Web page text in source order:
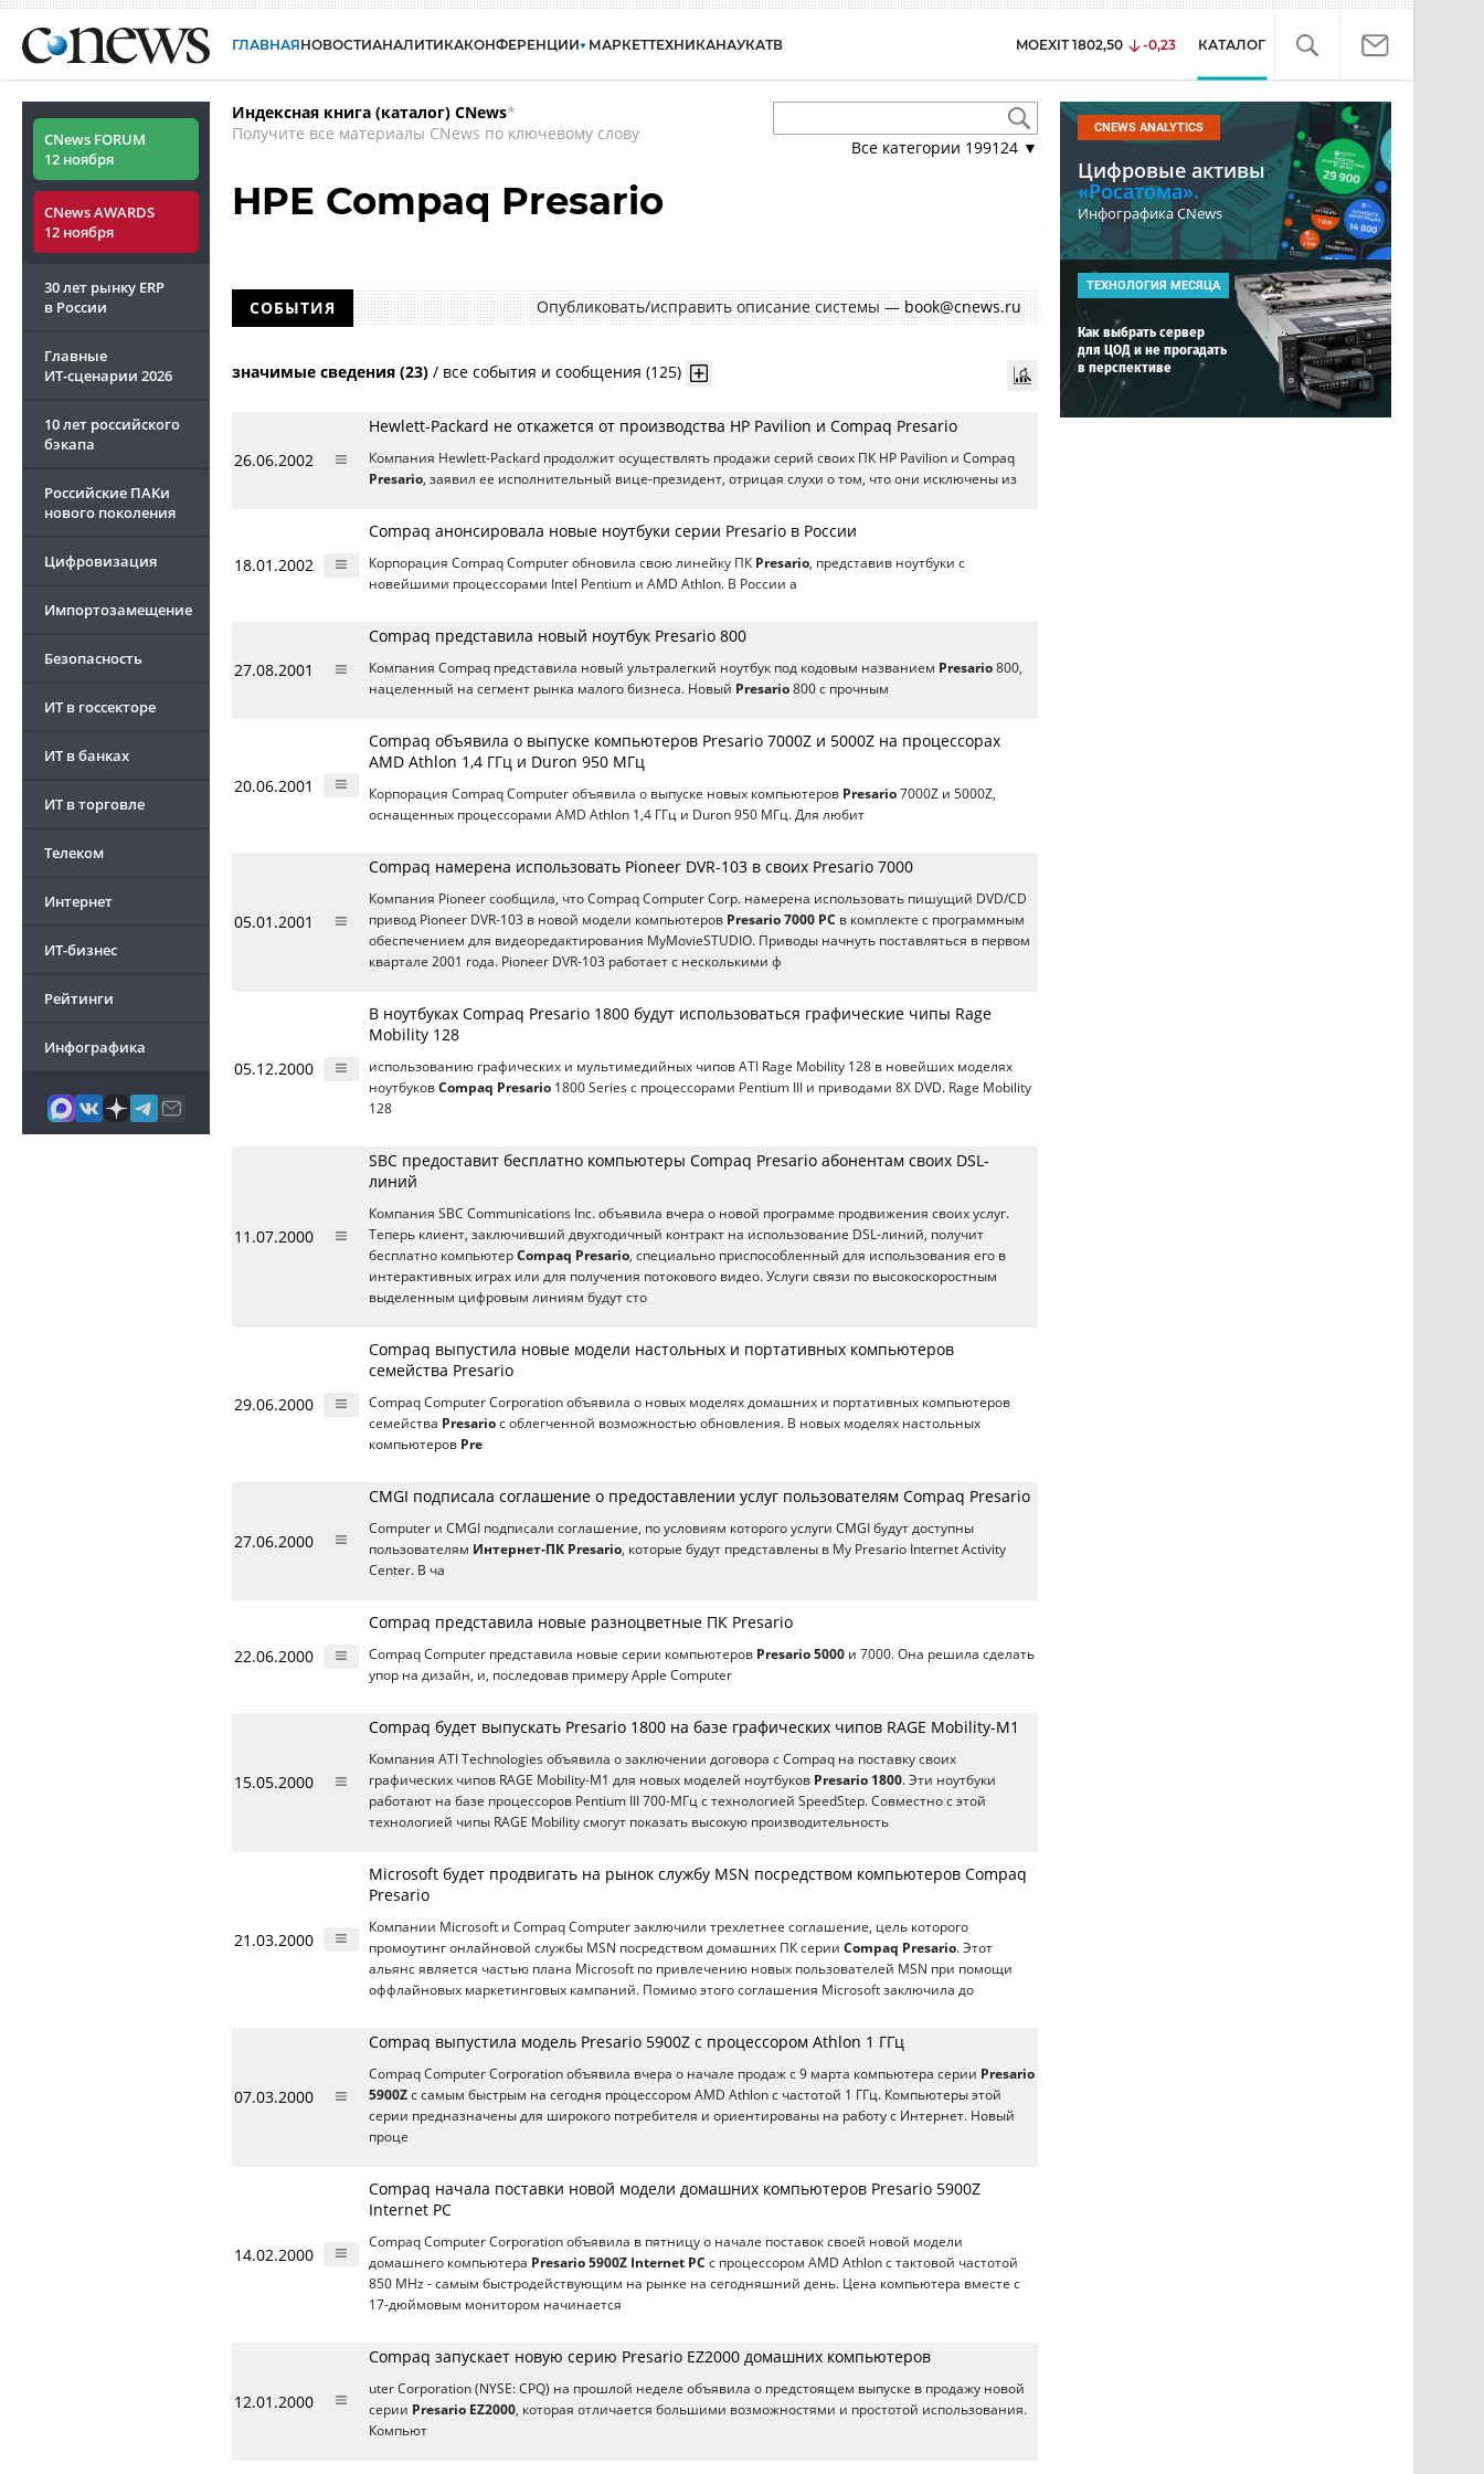
ГЛАВНАЯНОВОСТИАНАЛИТИКАКОНФЕРЕНЦИИ МАРКЕТТЕХНИКАНАУКАТВ MOEXIT 1802,50 -0,23 КАТАЛОГ
CNews FORUM
12 ноября
CNews AWARDS
12 ноября
30 лет рынку ERP
в России
Главные
ИТ-сценарии 2026
10 лет российского
бэкапа
Российские ПАКи
нового поколения
Цифровизация
Импортозамещение
Безопасность
ИТ в госсекторе
ИТ в банках
ИТ в торговле
Телеком
Интернет
ИТ-бизнес
Рейтинги
Инфографика
Индексная книга (каталог) CNews*
Получите все материалы CNews по ключевому слову
Все категории 199124 ▼
HPE Compaq Presario
СОБЫТИЯ Опубликовать/исправить описание системы —book@cnews.ru
значимые сведения (23) / все события и сообщения (125)
26.06.2002
Hewlett-Packard не откажется от производства HP Pavilion и Compaq Presario
Компания Hewlett-Packard продолжит осуществлять продажи серий своих ПК HP Pavilion и Compaq
Presario, заявил ее исполнительный вице-президент, отрицая слухи о том, что они исключены из
18.01.2002
Compaq анонсировала новые ноутбуки серии Presario в России
Корпорация Compaq Computer обновила свою линейку ПК Presario, представив ноутбуки с
новейшими процессорами Intel Pentium и AMD Athlon. В России а
27.08.2001
Compaq представила новый ноутбук Presario 800
Компания Compaq представила новый ультралегкий ноутбук под кодовым названием Presario 800,
нацеленный на сегмент рынка малого бизнеса. Новый Presario 800 с прочным
20.06.2001
Compaq объявила о выпуске компьютеров Presario 7000Z и 5000Z на процессорах
AMD Athlon 1,4 ГГц и Duron 950 МГц
Корпорация Compaq Computer объявила о выпуске новых компьютеров Presario 7000Z и 5000Z,
оснащенных процессорами AMD Athlon 1,4 ГГц и Duron 950 МГц. Для любит
05.01.2001
Compaq намерена использовать Pioneer DVR-103 в своих Presario 7000
Компания Pioneer сообщила, что Compaq Computer Corp. намерена использовать пишущий DVD/CD
привод Pioneer DVR-103 в новой модели компьютеров Presario 7000 PC в комплекте с программным
обеспечением для видеоредактирования MyMovieSTUDIO. Приводы начнуть поставляться в первом
квартале 2001 года. Pioneer DVR-103 работает с несколькими ф
05.12.2000
В ноутбуках Compaq Presario 1800 будут использоваться графические чипы Rage
Mobility 128
использованию графических и мультимедийных чипов ATI Rage Mobility 128 в новейших моделях
ноутбуков Compaq Presario 1800 Series с процессорами Pentium III и приводами 8X DVD. Rage Mobility
128
11.07.2000
SBC предоставит бесплатно компьютеры Compaq Presario абонентам своих DSL-
линий
Компания SBC Communications Inc. объявила вчера о новой программе продвижения своих услуг.
Теперь клиент, заключивший двухгодичный контракт на использование DSL-линий, получит
бесплатно компьютер Compaq Presario, специально приспособленный для использования его в
интерактивных играх или для получения потокового видео. Услуги связи по высокоскоростным
выделенным цифровым линиям будут сто
29.06.2000
Compaq выпустила новые модели настольных и портативных компьютеров
семейства Presario
Compaq Computer Corporation объявила о новых моделях домашних и портативных компьютеров
семейства Presario с облегченной возможностью обновления. В новых моделях настольных
компьютеров Pre
27.06.2000
CMGI подписала соглашение о предоставлении услуг пользователям Compaq Presario
Computer и CMGI подписали соглашение, по условиям которого услуги CMGI будут доступны
пользователям Интернет-ПК Presario, которые будут представлены в My Presario Internet Activity
Center. В ча
22.06.2000
Compaq представила новые разноцветные ПК Presario
Compaq Computer представила новые серии компьютеров Presario 5000 и 7000. Она решила сделать
упор на дизайн, и, последовав примеру Apple Computer
15.05.2000
Compaq будет выпускать Presario 1800 на базе графических чипов RAGE Mobility-M1
Компания ATI Technologies объявила о заключении договора с Compaq на поставку своих
графических чипов RAGE Mobility-M1 для новых моделей ноутбуков Presario 1800. Эти ноутбуки
работают на базе процессоров Pentium III 700-МГц с технологией SpeedStep. Совместно с этой
технологией чипы RAGE Mobility смогут показать высокую производительность
21.03.2000
Microsoft будет продвигать на рынок службу MSN посредством компьютеров Compaq
Presario
Компании Microsoft и Compaq Computer заключили трехлетнее соглашение, цель которого
промоутинг онлайновой службы MSN посредством домашних ПК серии Compaq Presario. Этот
альянс является частью плана Microsoft по привлечению новых пользователей MSN при помощи
оффлайновых маркетинговых кампаний. Помимо этого соглашения Microsoft заключила до
07.03.2000
Compaq выпустила модель Presario 5900Z с процессором Athlon 1 ГГц
Compaq Computer Corporation объявила вчера о начале продаж с 9 марта компьютера серии Presario
5900Z с самым быстрым на сегодня процессором AMD Athlon с частотой 1 ГГц. Компьютеры этой
серии предназначены для широкого потребителя и ориентированы на работу с Интернет. Новый
проце
14.02.2000
Compaq начала поставки новой модели домашних компьютеров Presario 5900Z
Internet PC
Compaq Computer Corporation объявила в пятницу о начале поставок своей новой модели
домашнего компьютера Presario 5900Z Internet PC с процессором AMD Athlon с тактовой частотой
850 MHz - самым быстродействующим на рынке на сегодняшний день. Цена компьютера вместе с
17-дюймовым монитором начинается
12.01.2000
Compaq запускает новую серию Presario EZ2000 домашних компьютеров
uter Corporation (NYSE: CPQ) на прошлой неделе объявила о предстоящем выпуске в продажу новой
серии Presario EZ2000, которая отличается большими возможностями и простотой использования.
Компьют
CNEWS ANALYTICS
Цифровые активы
«Росатома».
Инфографика CNews
ТЕХНОЛОГИЯ МЕСЯЦА
Как выбрать сервер
для ЦОД и не прогадать
в перспективе